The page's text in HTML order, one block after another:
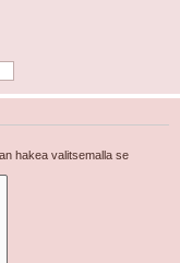
hakea valitsemalla se